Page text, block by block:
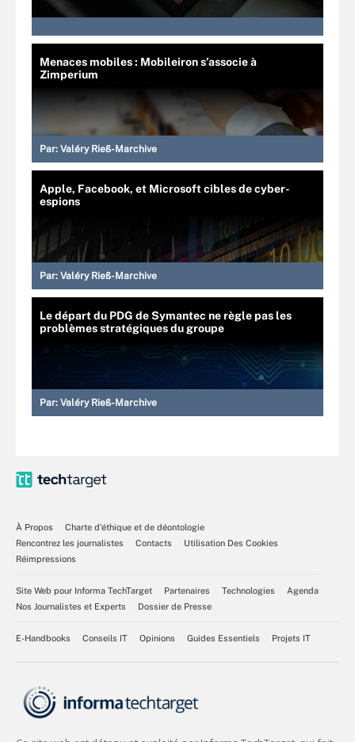
Menaces mobiles : Mobileiron s’associe à
Zimperium
Par: Valéry Rieß-Marchive
Apple, Facebook, et Microsoft cibles de cyber-
espions
Par: Valéry Rieß-Marchive
Le départ du PDG de Symantec ne règle pas les
problèmes stratégiques du groupe
Par: Valéry Rieß-Marchive
À Propos
Charte d’éthique et de déontologie
Rencontrez les journalistes
Contacts
Utilisation Des Cookies
Réimpressions
Site Web pour Informa TechTarget Partenaires Technologies
Agenda
Nos Journalistes et Experts
Dossier de Presse
E-Handbooks Conseils IT Opinions Guides Essentiels Projets IT